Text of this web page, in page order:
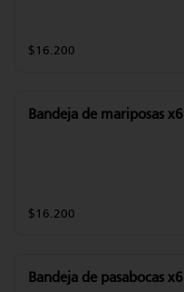
$16.200
Bandeja de mariposas x6
$16.200
Bandeja de pasabocas x6